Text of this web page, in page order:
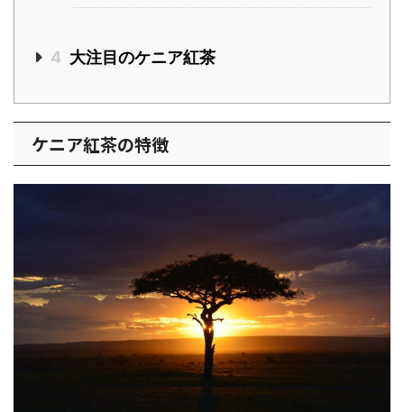
4 大注目のケニア紅茶
ケニア紅茶の特徴